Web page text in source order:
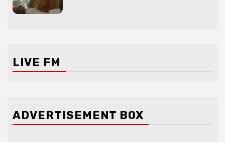
LIVE FM
ADVERTISEMENT BOX